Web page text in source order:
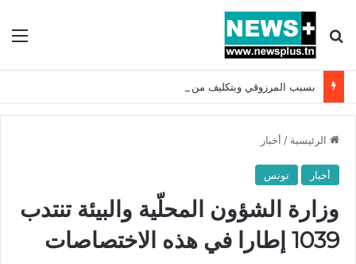
بحث عن
الرئيسية / أخبار
أخبار تونس
وزارة الشؤون المحلّية والبيئة تنتدب
1039 إطارا في هذه الاختصاصات